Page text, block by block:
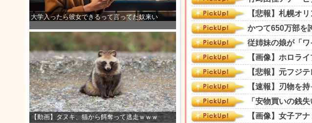
大学入ったら彼女できるって言ってた奴来い
【動画】タヌキ、猫から餌奪って逃走ｗｗｗ